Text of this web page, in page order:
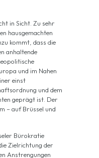
in Sicht. Zu sehr
hausgemachten
kommt, dass die
anhaltende
und im Nahen
einst
und dem
geprägt ist. Der
– auf Brüssel und
Bürokratie
Zielrichtung der
Anstrengungen